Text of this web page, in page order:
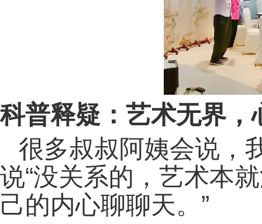
科普释疑：艺术无界，
很多叔叔阿姨会说，
说“没关系的，艺术本
己的内心聊聊天。”